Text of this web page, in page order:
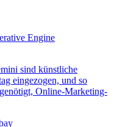
Engine
sind künstliche
eingezogen, und so
Online-Marketing-